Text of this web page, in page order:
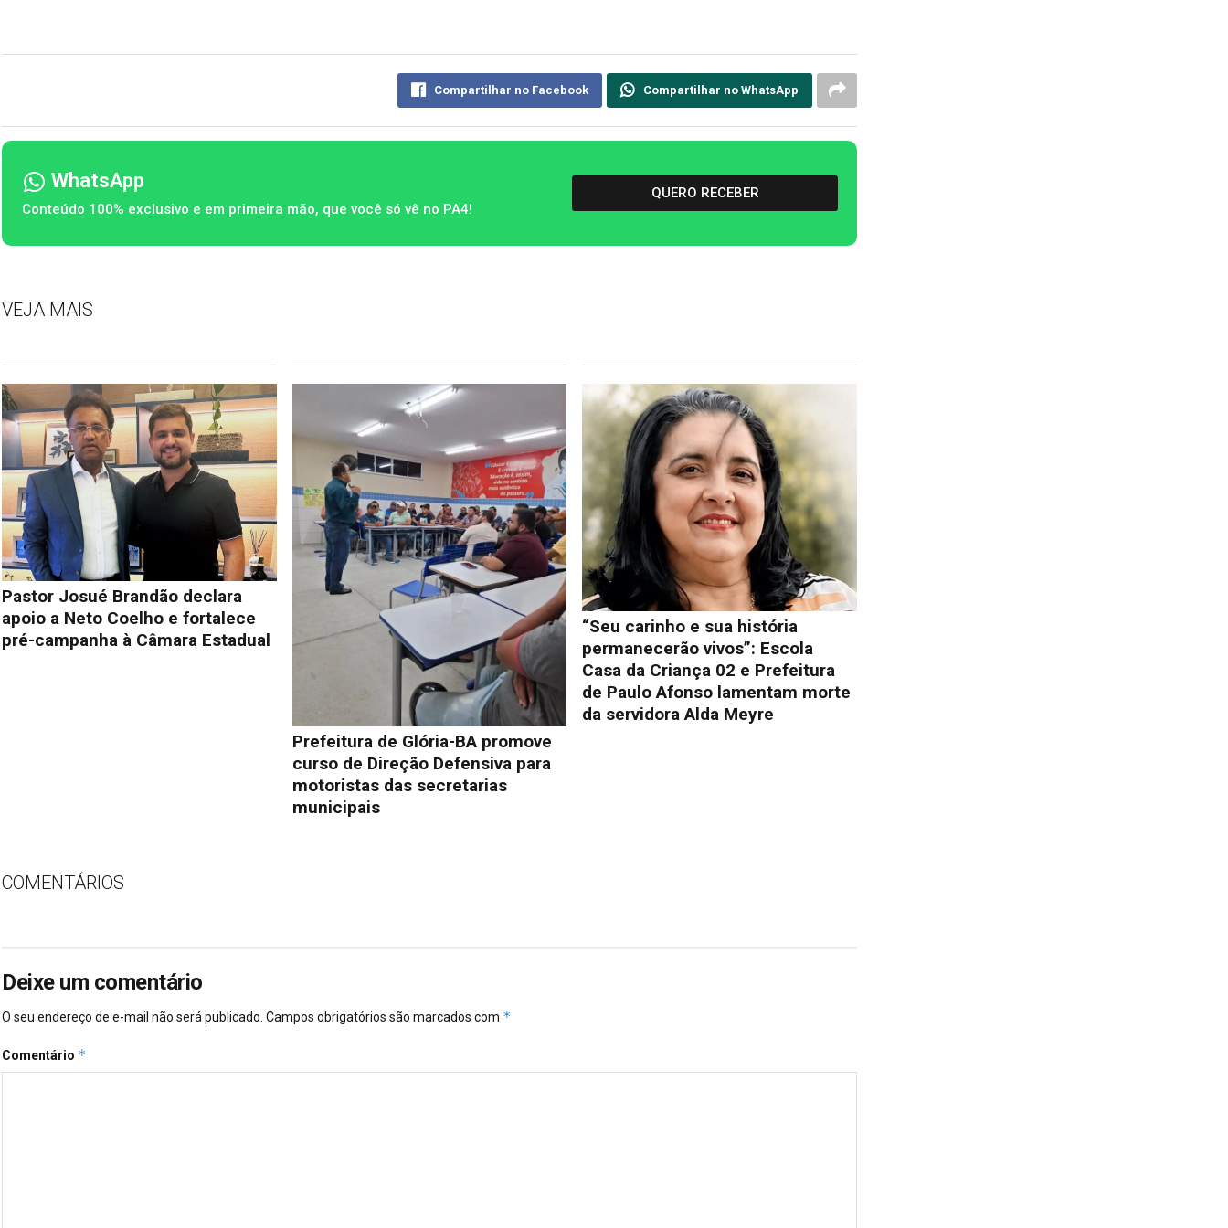
Compartilhar no Facebook Compartilhar no WhatsApp
WhatsApp
Conteúdo 100% exclusivo e em primeira mão, que você só vê no PA4!
QUERO RECEBER
VEJA MAIS
Pastor Josué Brandão declara
apoio a Neto Coelho e fortalece
pré-campanha à Câmara Estadual
Prefeitura de Glória-BA promove
curso de Direção Defensiva para
motoristas das secretarias
municipais
“Seu carinho e sua história
permanecerão vivos”: Escola
Casa da Criança 02 e Prefeitura
de Paulo Afonso lamentam morte
da servidora Alda Meyre
COMENTÁRIOS
Deixe um comentário
O seu endereço de e-mail não será publicado. Campos obrigatórios são marcados com *
Comentário *